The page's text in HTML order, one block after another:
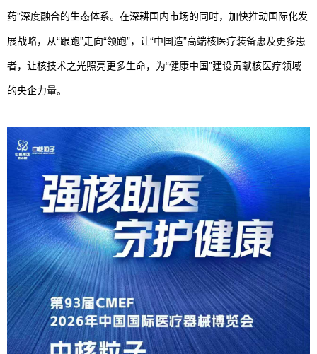
药”深度融合的生态体系。在深耕国内市场的同时，加快推动国际化发
展战略，从“跟跑”走向“领跑”，让“中国造”高端核医疗装备惠及更多患
者，让核技术之光照亮更多生命，为“健康中国”建设贡献核医疗领域
的央企力量。